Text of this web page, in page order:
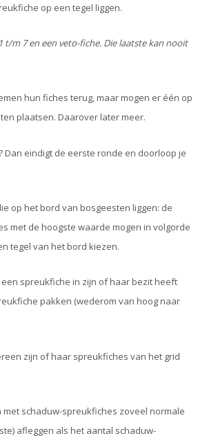
op een tegel liggen.
t/m 7 en een veto-fiche. Die laatste kan nooit
hun fiches terug, maar mogen er één op
plaatsen. Daarover later meer.
Dan eindigt de eerste ronde en doorloop je
op het bord van bosgeesten liggen: de
met de hoogste waarde mogen in volgorde
tegel van het bord kiezen.
een spreukfiche in zijn of haar bezit heeft
pakken (wederom van hoog naar
zijn of haar spreukfiches van het grid
met schaduw-spreukfiches zoveel normale
afleggen als het aantal schaduw-